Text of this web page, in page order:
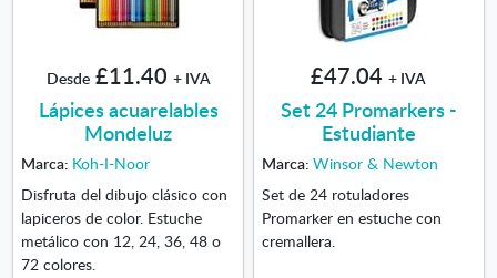
Desde £11.40 + IVA
Lápices acuarelables
Mondeluz
Marca: Koh-I-Noor
Disfruta del dibujo clásico con
lapiceros de color. Estuche
metálico con 12, 24, 36, 48 o
72 colores.
£47.04 + IVA
Set 24 Promarkers -
Estudiante
Marca: Winsor & Newton
Set de 24 rotuladores
Promarker en estuche con
cremallera.